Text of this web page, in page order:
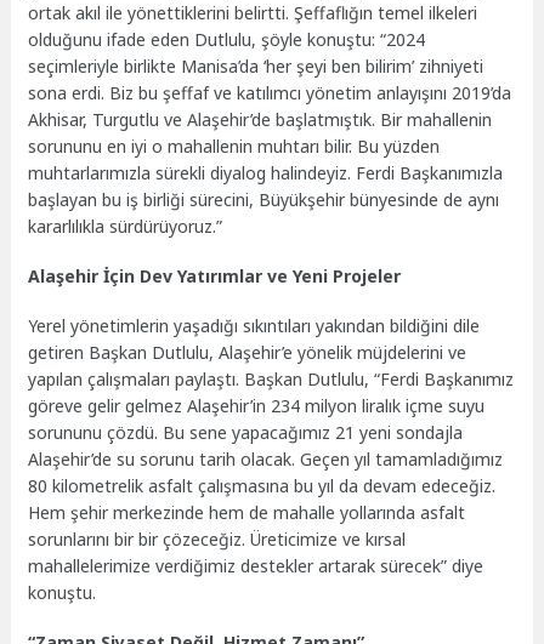
ortak akıl ile yönettiklerini belirtti. Şeffaflığın temel ilkeleri
olduğunu ifade eden Dutlulu, şöyle konuştu: “2024
seçimleriyle birlikte Manisa’da ‘her şeyi ben bilirim’ zihniyeti
sona erdi. Biz bu şeffaf ve katılımcı yönetim anlayışını 2019’da
Akhisar, Turgutlu ve Alaşehir’de başlatmıştık. Bir mahallenin
sorununu en iyi o mahallenin muhtarı bilir. Bu yüzden
muhtarlarımızla sürekli diyalog halindeyiz. Ferdi Başkanımızla
başlayan bu iş birliği sürecini, Büyükşehir bünyesinde de aynı
kararlılıkla sürdürüyoruz.”
Alaşehir İçin Dev Yatırımlar ve Yeni Projeler
Yerel yönetimlerin yaşadığı sıkıntıları yakından bildiğini dile
getiren Başkan Dutlulu, Alaşehir’e yönelik müjdelerini ve
yapılan çalışmaları paylaştı. Başkan Dutlulu, “Ferdi Başkanımız
göreve gelir gelmez Alaşehir’in 234 milyon liralık içme suyu
sorununu çözdü. Bu sene yapacağımız 21 yeni sondajla
Alaşehir’de su sorunu tarih olacak. Geçen yıl tamamladığımız
80 kilometrelik asfalt çalışmasına bu yıl da devam edeceğiz.
Hem şehir merkezinde hem de mahalle yollarında asfalt
sorunlarını bir bir çözeceğiz. Üreticimize ve kırsal
mahallelerimize verdiğimiz destekler artarak sürecek” diye
konuştu.